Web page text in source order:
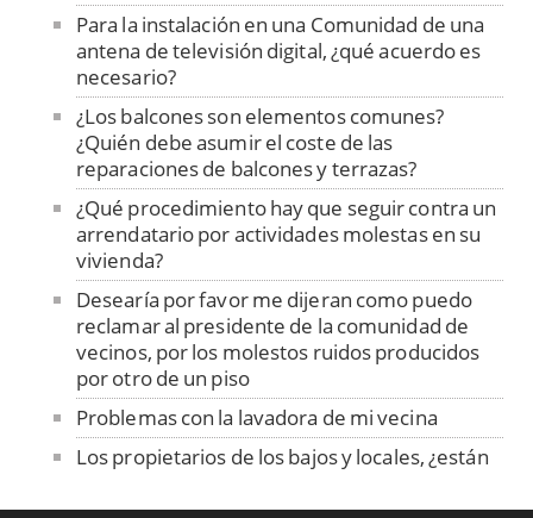
Para la instalación en una Comunidad de una
antena de televisión digital, ¿qué acuerdo es
necesario?
¿Los balcones son elementos comunes?
¿Quién debe asumir el coste de las
reparaciones de balcones y terrazas?
¿Qué procedimiento hay que seguir contra un
arrendatario por actividades molestas en su
vivienda?
Desearía por favor me dijeran como puedo
reclamar al presidente de la comunidad de
vecinos, por los molestos ruidos producidos
por otro de un piso
Problemas con la lavadora de mi vecina
Los propietarios de los bajos y locales, ¿están